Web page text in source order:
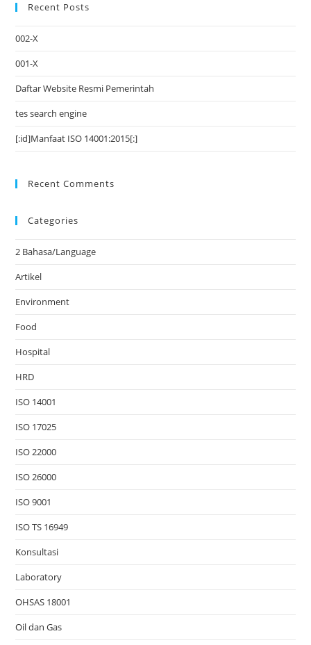
Recent Posts
002-X
001-X
Daftar Website Resmi Pemerintah
tes search engine
[:id]Manfaat ISO 14001:2015[:]
Recent Comments
Categories
2 Bahasa/Language
Artikel
Environment
Food
Hospital
HRD
ISO 14001
ISO 17025
ISO 22000
ISO 26000
ISO 9001
ISO TS 16949
Konsultasi
Laboratory
OHSAS 18001
Oil dan Gas